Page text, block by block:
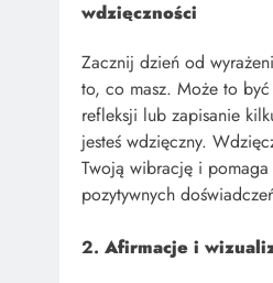
wdzięczności
Zacznij dzień od
to, co masz. Może to
refleksji lub zapisanie
jesteś wdzięczny.
Twoją wibrację i
pozytywnych
2. Afirmacje i